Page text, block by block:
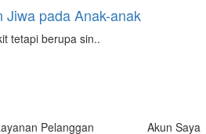
pada Anak-anak
tetapi berupa sin..
Pelanggan Akun Saya